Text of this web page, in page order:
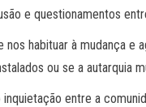
e questionamentos
habituar à mudança e
ou se a autarquia
entre a